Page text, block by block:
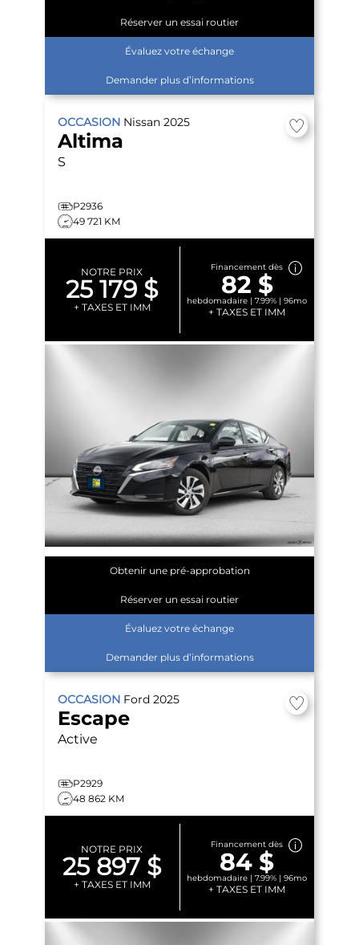
Réserver un essai routier
Évaluez votre échange
Demander plus d’informations
OCCASION Nissan 2025
Altima
S
P2936
49 721 KM
NOTRE PRIX
25 179 $
+ TAXES ET IMM
Financement dès
82 $
hebdomadaire | 7.99% | 96mo
+ TAXES ET IMM
Obtenir une pré-approbation
Réserver un essai routier
Évaluez votre échange
Demander plus d’informations
OCCASION Ford 2025
Escape
Active
P2929
48 862 KM
NOTRE PRIX
25 897 $
+ TAXES ET IMM
Financement dès
84 $
hebdomadaire | 7.99% | 96mo
+ TAXES ET IMM